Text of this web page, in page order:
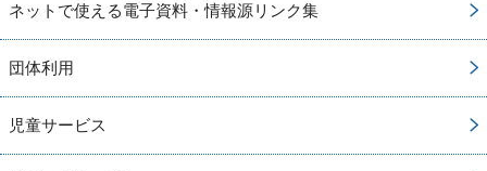
ネットで使える電子資料・情報源リンク集
団体利用
児童サービス